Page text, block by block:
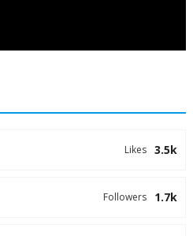
3.5k
Likes
1.7k
Followers